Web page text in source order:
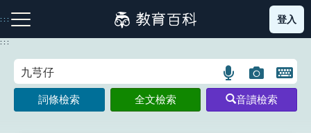
到
主
:::
注音索引圖示 筆畫索引圖示 部首索引表圖示
登入
:::
語
言
搜
圖
片
搜
開
鍵
詞條檢索 全文檢索 音讀檢索